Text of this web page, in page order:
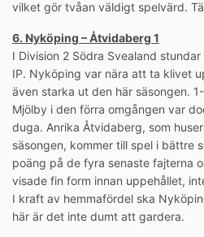
vilket gör tvåan väldigt spelvärd.
6. Nyköping – Åtvidaberg 1
I Division 2 Södra Svealand
IP. Nyköping var nära att ta klivet
även starka ut den här säsongen.
Mjölby i den förra omgången var
duga. Anrika Åtvidaberg, som
säsongen, kommer till spel i bättre
poäng på de fyra senaste fajterna
visade fin form innan uppehållet,
I kraft av hemmafördel ska
här är det inte dumt att gardera.